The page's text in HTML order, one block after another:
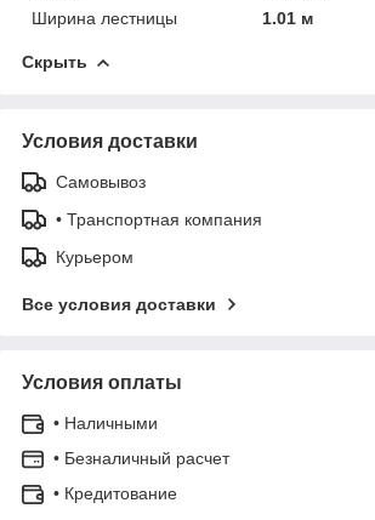
Ширина лестницы
1.01 м
Скрыть
Условия доставки
Самовывоз
• Транспортная компания
Курьером
Все условия доставки
Условия оплаты
• Наличными
• Безналичный расчет
• Кредитование